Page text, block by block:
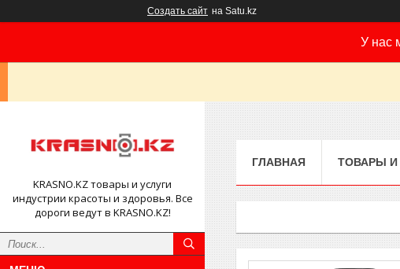
Создать сайт на Satu.kz
У нас
KRASNO.KZ товары и услуги
индустрии красоты и здоровья. Все
дороги ведут в KRASNO.KZ!
ГЛАВНАЯ ТОВАРЫ И